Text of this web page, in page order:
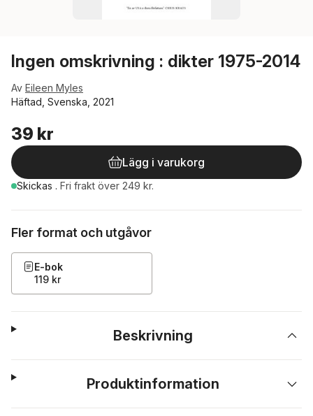
Ingen omskrivning : dikter 1975-2014
Av Eileen Myles
Häftad, Svenska, 2021
39 kr
Lägg i varukorg
Skickas . Fri frakt över 249 kr.
Fler format och utgåvor
E-bok
119 kr
Beskrivning
Produktinformation